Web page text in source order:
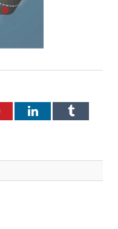
LinkedInTumblr